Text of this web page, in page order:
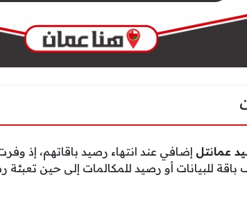
عمانتل إضافي عند انتهاء رصيد باقاتهم، إذ
باقة للبيانات أو رصيد للمكالمات إلى حين تعبئة